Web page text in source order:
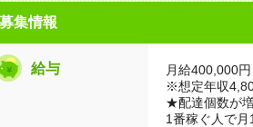
募集情報
給与
月給400,000
※想定年収
★配達個数が
1番稼ぐ人で月